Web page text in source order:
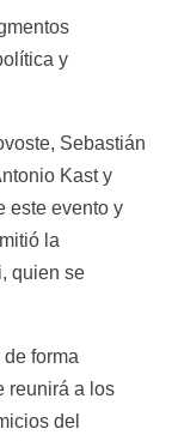
y
Sebastián
Kast y
este evento y
la
quien se
forma
reunirá a los
del